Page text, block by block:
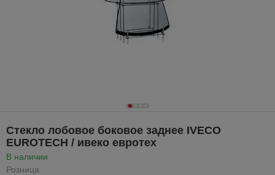
Стекло лобовое боковое заднее IVECO
EUROTECH / ивеко евротех
В наличии
Розница